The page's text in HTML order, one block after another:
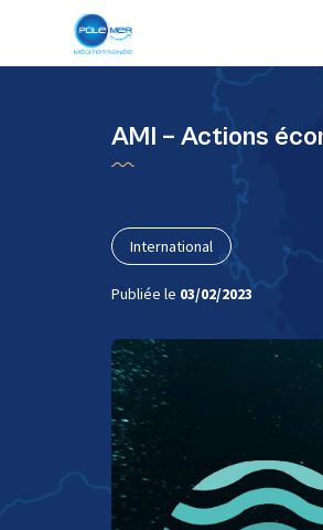
AMI – Actions
International
Publiée le 03/02/2023
Panneau de gestion des cookies